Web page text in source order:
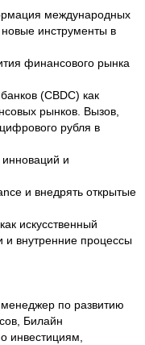
международных
инструменты в
финансового рынка
(CBDC) как
рынков. Вызов,
рубля в
и
и внедрять открытые
искусственный
и внутренние процессы
по развитию
Билайн
инвестициям,